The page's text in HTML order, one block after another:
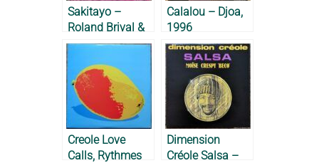
Sakitayo –
Roland Brival &
Osunlade, 2003
Calalou – Djoa,
1996
Creole Love
Calls, Rythmes
Dimension
Créole Salsa –